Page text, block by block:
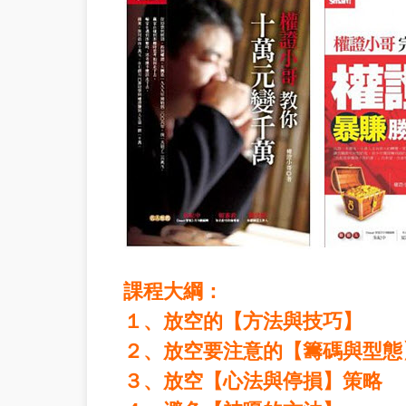
課程大綱：
１、放空的【方法與技巧】
２、放空要注意的【籌碼與型
３、放空【心法與停損】策略